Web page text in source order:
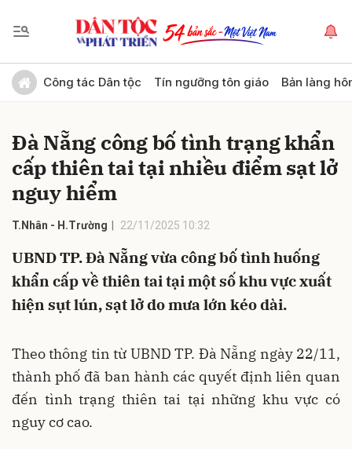
Công tác Dân tộc Tín ngưỡng tôn giáo Bản làng
Đà Nẵng công bố tình trạng khẩn
cấp thiên tai tại nhiều điểm sạt lở
nguy hiểm
T.Nhân - H.Trường 22/11/2025 10:32
UBND TP. Đà Nẵng vừa công bố tình huống
khẩn cấp về thiên tai tại một số khu vực xuất
hiện sụt lún, sạt lở do mưa lớn kéo dài.
Theo thông tin từ UBND TP. Đà Nẵng ngày 22/11,
thành phố đã ban hành các quyết định liên quan
đến tình trạng thiên tai tại những khu vực có
nguy cơ cao.
Gửi bình luận